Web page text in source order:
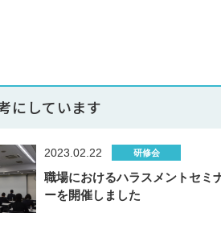
にしています
2023.02.22 研修会
職場におけるハラスメントセミ
ーを開催しました